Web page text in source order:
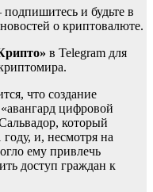
и будьте в
о криптовалюте.
в Telegram для
что создание
цифровой
который
и, несмотря на
ему привлечь
доступ граждан к